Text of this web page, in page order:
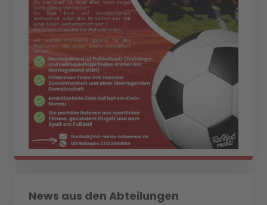
News aus den Abteilungen